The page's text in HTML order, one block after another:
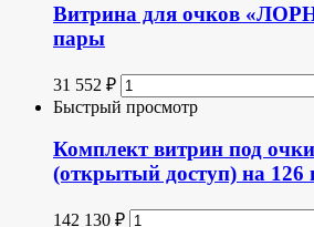
Витрина для очков
пары
31 552 ₽
Быстрый просмотр
Комплект витрин под
(открытый доступ) на 126
142 130 ₽